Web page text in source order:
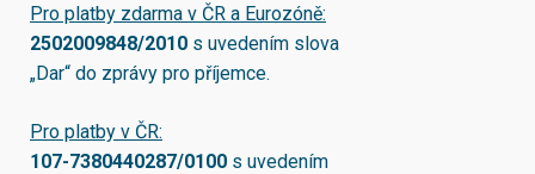
Pro platby zdarma v ČR a Eurozóně:
2502009848/2010 s uvedením slova
„Dar“ do zprávy pro příjemce.
Pro platby v ČR:
107-7380440287/0100 s uvedením